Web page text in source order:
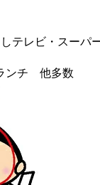
テレビ・スーパ
ンチ 他多数